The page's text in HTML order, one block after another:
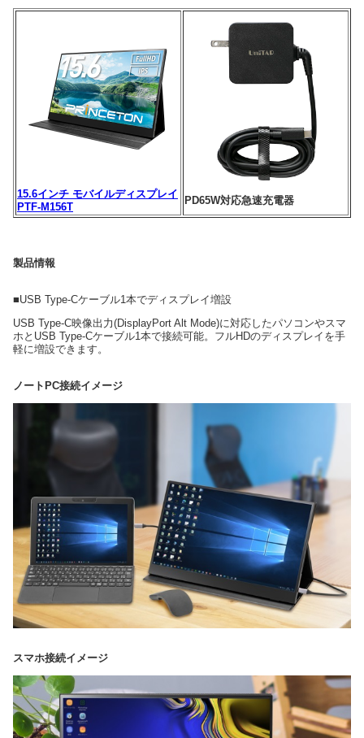
15.6インチ モバイルディスプレイ
PTF-M156T
PD65W対応急速充電器
製品情報
■USB Type-Cケーブル1本でディスプレイ増設
USB Type-C映像出力(DisplayPort Alt Mode)に対応したパソコンやスマ
ホとUSB Type-Cケーブル1本で接続可能。フルHDのディスプレイを手
軽に増設できます。
ノートPC接続イメージ
スマホ接続イメージ